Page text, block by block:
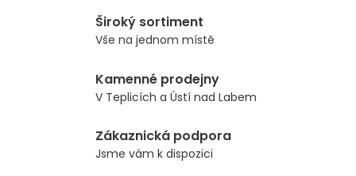
Široký sortiment
Vše na jednom místě
Kamenné prodejny
V Teplicích a Ústí nad Labem
Zákaznická podpora
Jsme vám k dispozici